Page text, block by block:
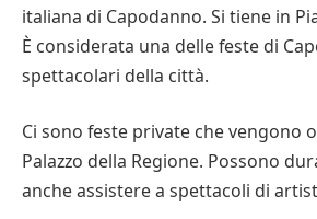
italiana di Capodanno. Si tiene in
È considerata una delle feste di
spettacolari della città.
Ci sono feste private che vengono
Palazzo della Regione. Possono
anche assistere a spettacoli di